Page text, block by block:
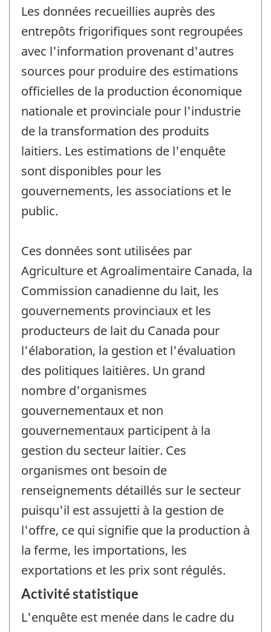
Les données recueillies auprès des
entrepôts frigorifiques sont regroupées
avec l'information provenant d'autres
sources pour produire des estimations
officielles de la production économique
nationale et provinciale pour l'industrie
de la transformation des produits
laitiers. Les estimations de l'enquête
sont disponibles pour les
gouvernements, les associations et le
public.
Ces données sont utilisées par
Agriculture et Agroalimentaire Canada, la
Commission canadienne du lait, les
gouvernements provinciaux et les
producteurs de lait du Canada pour
l'élaboration, la gestion et l'évaluation
des politiques laitières. Un grand
nombre d'organismes
gouvernementaux et non
gouvernementaux participent à la
gestion du secteur laitier. Ces
organismes ont besoin de
renseignements détaillés sur le secteur
puisqu'il est assujetti à la gestion de
l'offre, ce qui signifie que la production à
la ferme, les importations, les
exportations et les prix sont régulés.
Activité statistique
L'enquête est menée dans le cadre du